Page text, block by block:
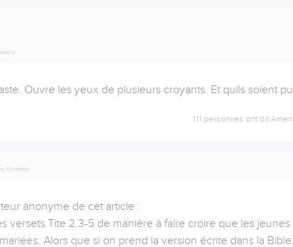
Ouvre les yeux de plusieurs croyants. Et quils soient
111 personnes ont dit Amen
10 mois
anonyme de cet article :
versets Tite 2.3-5 de manière à faire croire que les
Alors que si on prend la version écrite dans la